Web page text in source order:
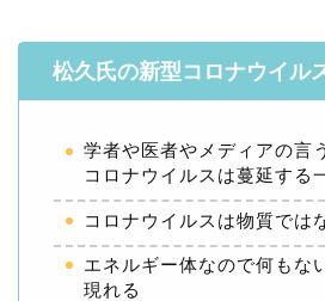
松久氏の新型コロナウイル
学者や医者やメディアの言
コロナウイルスは蔓延する
コロナウイルスは物質では
エネルギー体なので何もな
現れる